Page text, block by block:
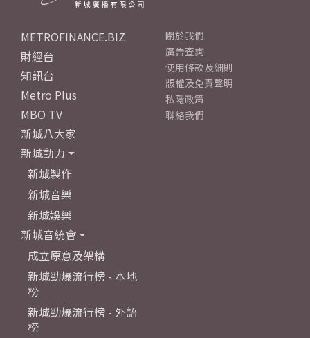
METROFINANCE.BIZ
財經台
知訊台
Metro Plus
MBO TV
新城八大家
新城動力
新城製作
新城音樂
新城娛樂
新城音統會
成立原意及架構
新城勁爆流行榜 - 本地
榜
新城勁爆流行榜 - 外語
榜
關於我們
廣告查詢
使用條款及細則
版權及免責聲明
私隱政策
聯絡我們